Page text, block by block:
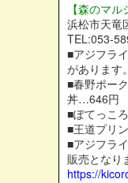
【森のマル
浜松市天竜
TEL:053-
■アジフラ
があります。
■春野ポー
丼…646円
■ぽてっこ
■王道プリ
■アジフラ
販売となり
https://